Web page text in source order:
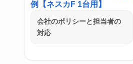
例【ネスカF 1台用】
会社のポリシーと担当者の
対応